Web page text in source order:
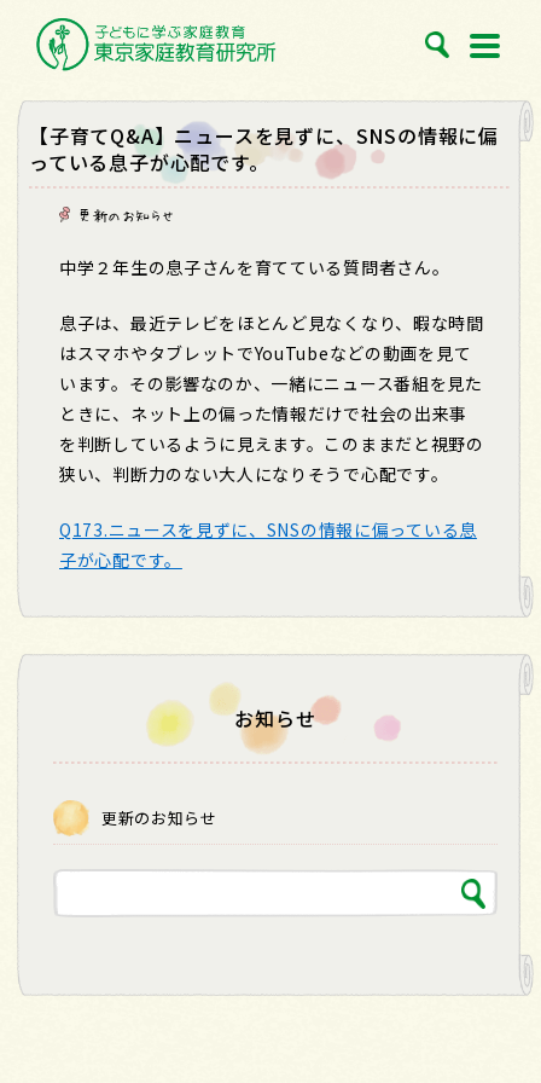
【子育てQ&A】ニュースを見ずに、SNSの情報に偏
っている息子が心配です。
更新のお知らせ
中学２年生の息子さんを育てている質問者さん。
息子は、最近テレビをほとんど見なくなり、暇な時間
はスマホやタブレットでYouTubeなどの動画を見て
います。その影響なのか、一緒にニュース番組を見た
ときに、ネット上の偏った情報だけで社会の出来事
を判断しているように見えます。このままだと視野の
狭い、判断力のない大人になりそうで心配です。
Q173.ニュースを見ずに、SNSの情報に偏っている息
子が心配です。
お知らせ
更新のお知らせ